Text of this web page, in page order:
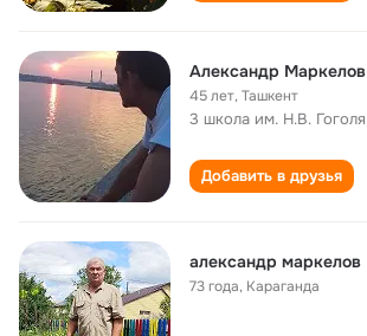
Александр Маркелов
45 лет,Ташкент
3 школа им. Н.В. Гоголя
Добавить в друзья
александр маркелов
73 года, Караганда